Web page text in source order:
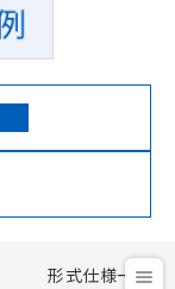
形式仕様一覧